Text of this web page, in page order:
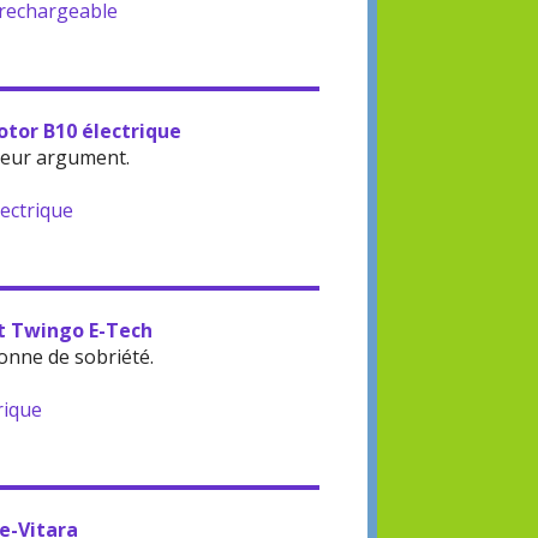
B10 électrique
argument.
Twingo E-Tech
de sobriété.
Vitara